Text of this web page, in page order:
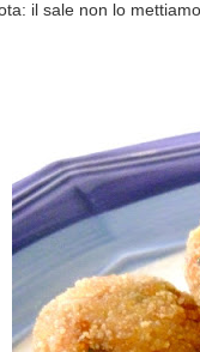
il sale non lo